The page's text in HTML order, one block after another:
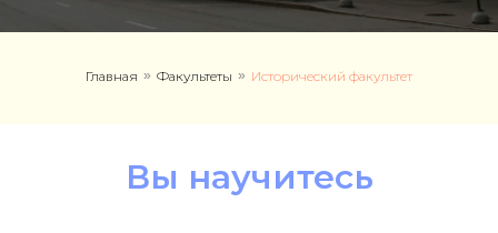
Главная » Факультеты » Исторический факультет
Вы научитесь